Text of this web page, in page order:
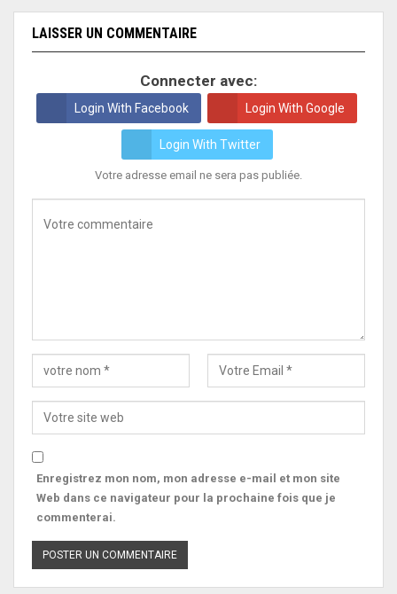
LAISSER UN COMMENTAIRE
Connecter avec:
Login With Facebook Login With Google
Login With Twitter
Votre adresse email ne sera pas publiée.
Enregistrez mon nom, mon adresse e-mail et mon site
Web dans ce navigateur pour la prochaine fois que je
commenterai.